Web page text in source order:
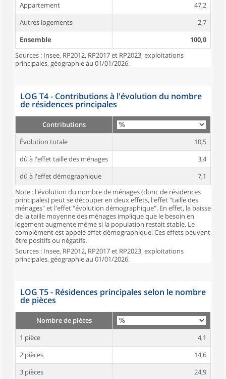
Appartement
47,2
Autres logements
2,7
Ensemble
100,0
Sources : Insee, RP2012, RP2017 et RP2023, exploitations
principales, géographie au 01/01/2026.
LOG T4 - Contributions à l'évolution du nombre
de résidences principales
Contributions
Évolution totale
10,5
dû à l'effet taille des ménages
3,4
dû à l'effet démographique
7,1
Note : l'évolution du nombre de ménages (donc de résidences
principales) peut se découper en deux effets, l'effet "taille des
ménages" et l'effet "évolution démographique". En effet, la baisse
de la taille moyenne des ménages implique que le besoin en
logement augmente même si la population restait stable. Le
complément est appelé effet démographique. Ces effets peuvent
être positifs ou négatifs.
Sources : Insee, RP2012, RP2017 et RP2023, exploitations
principales, géographie au 01/01/2026.
LOG T5 - Résidences principales selon le nombre
de pièces
Nombre de pièces
1 pièce
4,1
2 pièces
14,6
3 pièces
24,9